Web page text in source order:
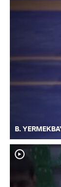
B.